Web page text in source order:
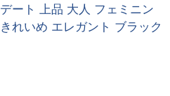
デート 上品 大人 フェミニン
きれいめ エレガント ブラック